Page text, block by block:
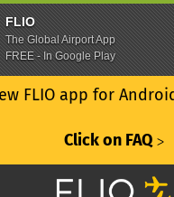
FLIO app for
Click on FAQ ᐳ
FLIO
The Global Airport App
FREE - In Google Play